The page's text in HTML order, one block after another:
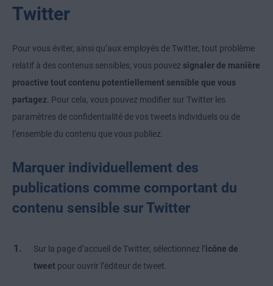
Twitter
Pour vous éviter, ainsi qu’aux employés de Twitter, tout problème
relatif à des contenus sensibles, vous pouvez signaler de manière
proactive tout contenu potentiellement sensible que vous
partagez. Pour cela, vous pouvez modifier sur Twitter les
paramètres de confidentialité de vos tweets individuels ou de
l’ensemble du contenu que vous publiez.
Marquer individuellement des
publications comme comportant du
contenu sensible sur Twitter
Sur la page d’accueil de Twitter, sélectionnez l’icône de
tweet pour ouvrir l’éditeur de tweet.